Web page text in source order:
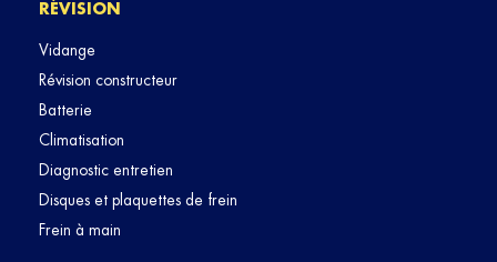
RÉVISION
Vidange
Révision constructeur
Batterie
Climatisation
Diagnostic entretien
Disques et plaquettes de frein
Frein à main